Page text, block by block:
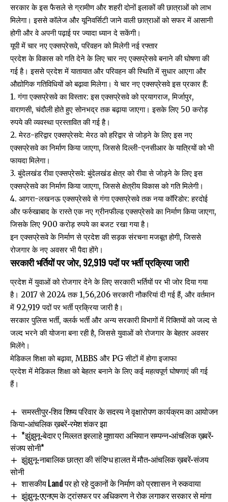
सरकार के इस फैसले से ग्रामीण और शहरी दोनों इलाकों की छात्राओं को लाभ
मिलेगा। इससे कॉलेज और यूनिवर्सिटी जाने वाली छात्राओं को सफर में आसानी
होगी और वे अपनी पढ़ाई पर ज्यादा ध्यान दे सकेंगी।
यूपी में चार नए एक्सप्रेसवे, परिवहन को मिलेगी नई रफ्तार
प्रदेश के विकास को गति देने के लिए चार नए एक्सप्रेसवे बनाने की घोषणा की
गई है। इससे प्रदेश में यातायात और परिवहन की स्थिति में सुधार आएगा और
औद्योगिक गतिविधियों को बढ़ावा मिलेगा। ये चार नए एक्सप्रेसवे इस प्रकार हैं:
1. गंगा एक्सप्रेसवे का विस्तार: इस एक्सप्रेसवे को प्रयागराज, मिर्जापुर,
वाराणसी, चंदौली होते हुए सोनभद्र तक बढ़ाया जाएगा। इसके लिए 50 करोड़
रुपये की व्यवस्था प्रस्तावित की गई है।
2. मेरठ-हरिद्वार एक्सप्रेसवे: मेरठ को हरिद्वार से जोड़ने के लिए इस नए
एक्सप्रेसवे का निर्माण किया जाएगा, जिससे दिल्ली-एनसीआर के यात्रियों को भी
फायदा मिलेगा।
3. बुंदेलखंड रीवा एक्सप्रेसवे: बुंदेलखंड क्षेत्र को रीवा से जोड़ने के लिए इस
एक्सप्रेसवे का निर्माण किया जाएगा, जिससे क्षेत्रीय विकास को गति मिलेगी।
4. आगरा-लखनऊ एक्सप्रेसवे से गंगा एक्सप्रेसवे तक नया कॉरिडोर: हरदोई
और फर्रुखाबाद के रास्ते एक नए ग्रीनफील्ड एक्सप्रेसवे का निर्माण किया जाएगा,
जिसके लिए 900 करोड़ रुपये का बजट रखा गया है।
इन एक्सप्रेसवे के निर्माण से प्रदेश की सड़क संरचना मजबूत होगी, जिससे
रोजगार के नए अवसर भी पैदा होंगे।
सरकारी भर्तियों पर जोर, 92,919 पदों पर भर्ती प्रक्रिया जारी
प्रदेश में युवाओं को रोजगार देने के लिए सरकारी भर्तियों पर भी जोर दिया गया
है। 2017 से 2024 तक 1,56,206 सरकारी नौकरियां दी गई हैं, और वर्तमान
में 92,919 पदों पर भर्ती प्रक्रिया जारी है।
सरकार पुलिस भर्ती, क्लर्क भर्ती और अन्य सरकारी विभागों में रिक्तियों को जल्द से
जल्द भरने की योजना बना रही है, जिससे युवाओं को रोजगार के बेहतर अवसर
मिलेंगे।
मेडिकल शिक्षा को बढ़ावा, MBBS और PG सीटों में होगा इजाफा
प्रदेश में मेडिकल शिक्षा को बेहतर बनाने के लिए कई महत्वपूर्ण घोषणाएं की गई
हैं।
समस्तीपुर-शिव शिष्य परिवार के सदस्य ने वृक्षारोपण कार्यक्रम का आयोजन
किया-आंचलिक ख़बरें-रमेश शंकर झा
*झुंझुनू-बेदार ए मिल्लत इस्लाहे मुशायरा अभियान सम्पन्न-आंचलिक ख़बरें-
संजय सोनी*
झुंझुनू-नाबालिक छात्रा की संदिग्ध हालत में मौत-आंचलिक ख़बरें-संजय
सोनी
शासकीय Land पर हो रहे दुकानों के निर्माण को प्रशासन ने रुकवाया
झुंझुनू-एएनएम के ट्रांसफर पर अधिकरण ने रोक लगाकर सरकार से मांगा